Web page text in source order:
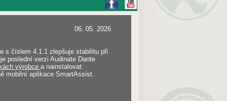
06. 05. 2026
s číslem 4.1.1 zlepšuje stabilitu při
poslední verzi Audinate Dante
výrobce a nainstalovat
mobilní aplikace SmartAssist.